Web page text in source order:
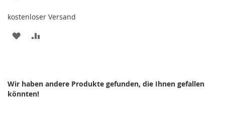
kostenloser Versand
ZUR
Wir haben andere Produkte gefunden, die Ihnen gefallen
könnten!